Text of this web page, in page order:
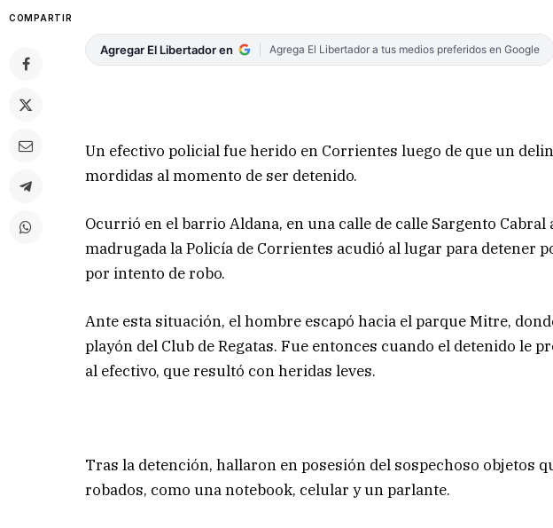
COMPARTIR
Agregar El Libertador en Agrega El Libertador a tus medios preferidos en Google
Un efectivo policial fue herido en Corrientes luego de que un
mordidas al momento de ser detenido.
Ocurrió en el barrio Aldana, en una calle de calle Sargento Cabral
madrugada la Policía de Corrientes acudió al lugar para detener
por intento de robo.
Ante esta situación, el hombre escapó hacia el parque Mitre,
playón del Club de Regatas. Fue entonces cuando el detenido le
al efectivo, que resultó con heridas leves.
Tras la detención, hallaron en posesión del sospechoso objetos
robados, como una notebook, celular y un parlante.